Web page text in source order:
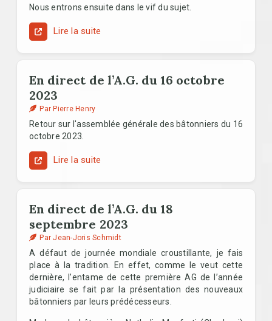
Nous entrons ensuite dans le vif du sujet.
Lire la suite
En direct de l’A.G. du 16 octobre
2023
Par Pierre Henry
Retour sur l'assemblée générale des bâtonniers du 16
octobre 2023.
Lire la suite
En direct de l’A.G. du 18
septembre 2023
Par Jean-Joris Schmidt
A défaut de journée mondiale croustillante, je fais
place à la tradition. En effet, comme le veut cette
dernière, l’entame de cette première AG de l’année
judiciaire se fait par la présentation des nouveaux
bâtonniers par leurs prédécesseurs.